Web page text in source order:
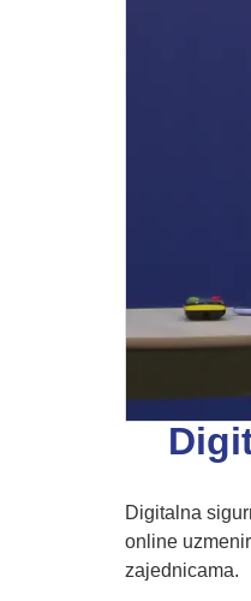
Digitalna
online
zajednicama.